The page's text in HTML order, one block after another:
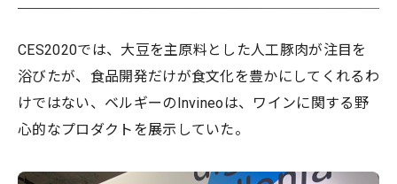
CES2020では、大豆を主原料とした人工豚肉が注目を
浴びたが、食品開発だけが食文化を豊かにしてくれるわ
けではない、ベルギーのInvineoは、ワインに関する野
心的なプロダクトを展示していた。